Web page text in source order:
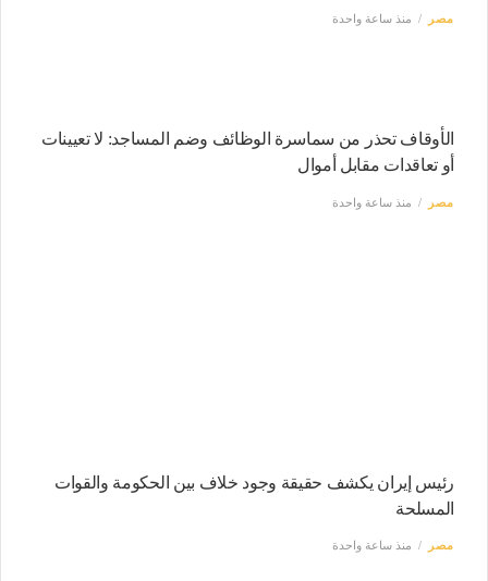
مصر منذ ساعة واحدة
الأوقاف تحذر من سماسرة الوظائف وضم المساجد: لا تعيينات
أو تعاقدات مقابل أموال
مصر منذ ساعة واحدة
رئيس إيران يكشف حقيقة وجود خلاف بين الحكومة والقوات
المسلحة
مصر منذ ساعة واحدة